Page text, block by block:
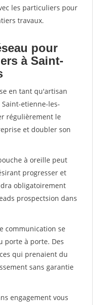
les particuliers pour
travaux.
pour
à Saint-
en tant qu'artisan
etienne-les-
régulièrement le
et doubler son
à oreille peut
progresser et
obligatoirement
prospectsion dans
communication se
porte à porte. Des
qui prenaient du
sans garantie
engagement vous